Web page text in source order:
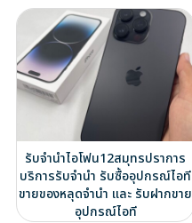
รับจำนำไอโฟน12สมุทรปราการ
บริการรับจำนำ รับซื้ออุปกรณ์ไอที
ขายของหลุดจำนำ และ รับฝากขาย
อุปกรณ์ไอที